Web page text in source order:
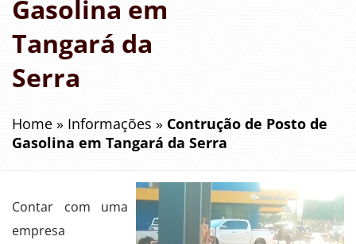
Gasolina em
Tangará da
Serra
Home » Informações » Contrução de Posto de
Gasolina em Tangará da Serra
Contar com uma
empresa